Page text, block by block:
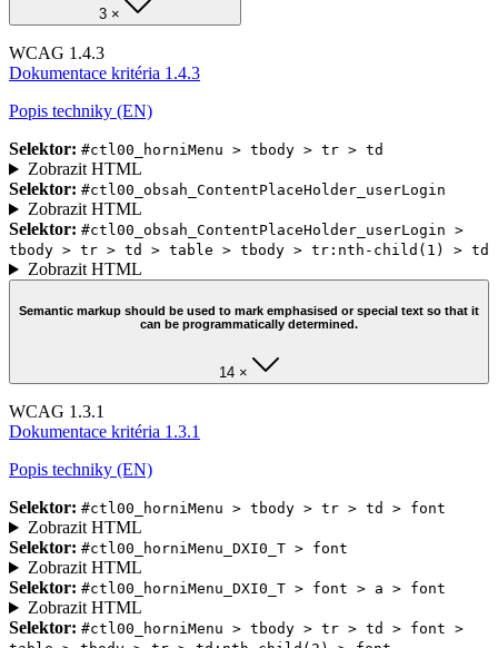
3 ×
WCAG 1.4.3
Dokumentace kritéria 1.4.3
Popis techniky (EN)
Selektor: #ctl00_horniMenu > tbody > tr > td
Zobrazit HTML
Selektor: #ctl00_obsah_ContentPlaceHolder_userLogin
Zobrazit HTML
Selektor: #ctl00_obsah_ContentPlaceHolder_userLogin >
tbody > tr > td > table > tbody > tr:nth-child(1) > td
Zobrazit HTML
Semantic markup should be used to mark emphasised or special text so that it
can be programmatically determined.
14 ×
WCAG 1.3.1
Dokumentace kritéria 1.3.1
Popis techniky (EN)
Selektor: #ctl00_horniMenu > tbody > tr > td > font
Zobrazit HTML
Selektor: #ctl00_horniMenu_DXI0_T > font
Zobrazit HTML
Selektor: #ctl00_horniMenu_DXI0_T > font > a > font
Zobrazit HTML
Selektor: #ctl00_horniMenu > tbody > tr > td > font >